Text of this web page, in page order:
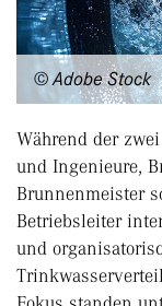
© Adobe Stock
Während der
und Ingenieure,
Brunnenmeister
Betriebsleiter
und